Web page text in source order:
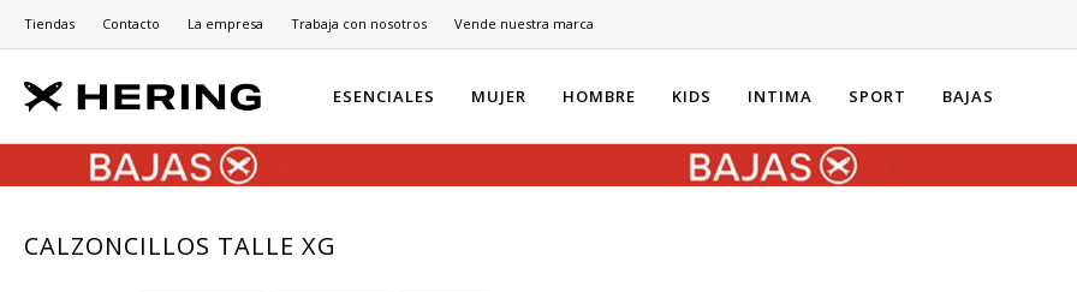
ESENCIALES MUJER HOMBRE KIDS INTIMA SPORT BAJAS
Tiendas Contacto La empresa Trabaja con nosotros Vende nuestra marca
CALZONCILLOS TALLE XG